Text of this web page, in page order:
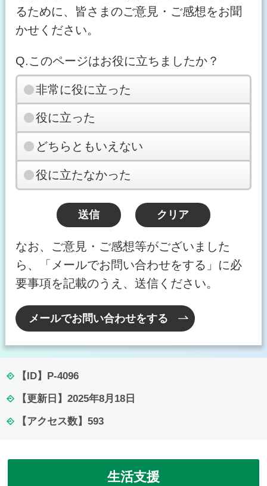
るために、皆さまのご意見・ご感想をお聞
かせください。
Q.このページはお役に立ちましたか？
非常に役に立った
役に立った
どちらともいえない
役に立たなかった
なお、ご意見・ご感想等がございました
ら、「メールでお問い合わせをする」に必
要事項を記載のうえ、送信ください。
メールでお問い合わせをする
【ID】 P-4096
【更新日】 2025年8月18日
【アクセス数】 593
生活支援